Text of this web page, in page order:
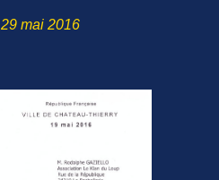
29 mai 2016